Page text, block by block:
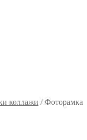
коллажи /Фоторамка